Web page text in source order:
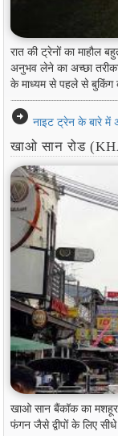
रात की ट्रेनों का माहौल
अनुभव लेने का अच्छा
के माध्यम से पहले से बुकिंग
arrow_circle_right नाइट ट्रेन के बारे में
खाओ सान रोड
खाओ सान बैंकॉक का
फंगन जैसे द्वीपों के लिए